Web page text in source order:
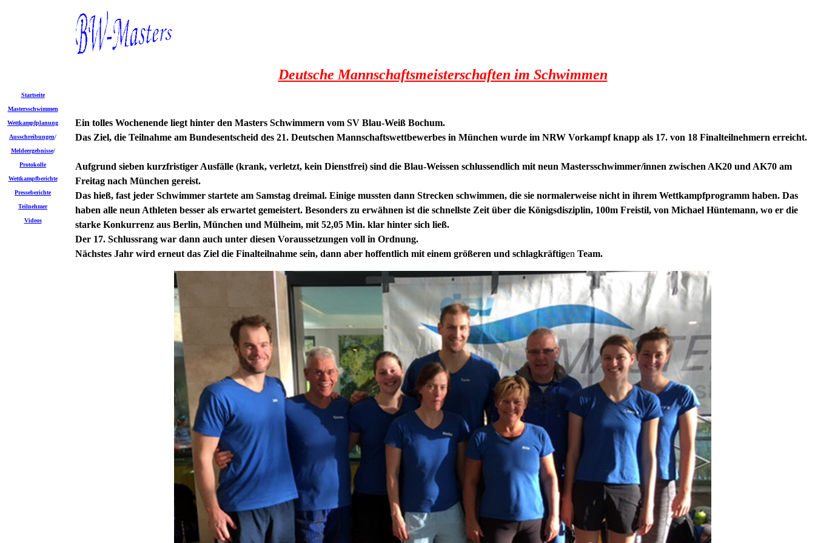
Startseite
Mastersschwimmen
Wettkampfplanung
Ausschreibungen/
Meldeergebnisse/
Protokolle
Wettkampfberichte
Presseberichte
Teilnehmer
Videos
Deutsche Mannschaftsmeisterschaften im Schwimmen
Ein tolles Wochenende liegt hinter den Masters Schwimmern vom SV Blau-Weiß Bochum.
Das Ziel, die Teilnahme am Bundesentscheid des 21. Deutschen Mannschaftswettbewerbes in München wurde im NRW Vorkampf knapp als 17. von 18 Finalteilnehmern erreicht.
Aufgrund sieben kurzfristiger Ausfälle (krank, verletzt, kein Dienstfrei) sind die Blau-Weissen schlussendlich mit neun Mastersschwimmer/innen zwischen AK20 und AK70 am
Freitag nach München gereist.
Das hieß, fast jeder Schwimmer startete am Samstag dreimal. Einige mussten dann Strecken schwimmen, die sie normalerweise nicht in ihrem Wettkampfprogramm haben. Das
haben alle neun Athleten besser als erwartet gemeistert. Besonders zu erwähnen ist die schnellste Zeit über die Königsdisziplin, 100m Freistil, von Michael Hüntemann, wo er die
starke Konkurrenz aus Berlin, München und Mülheim, mit 52,05 Min. klar hinter sich ließ.
Der 17. Schlussrang war dann auch unter diesen Voraussetzungen voll in Ordnung.
Nächstes Jahr wird erneut das Ziel die Finalteilnahme sein, dann aber hoffentlich mit einem größeren und schlagkräftigen Team.